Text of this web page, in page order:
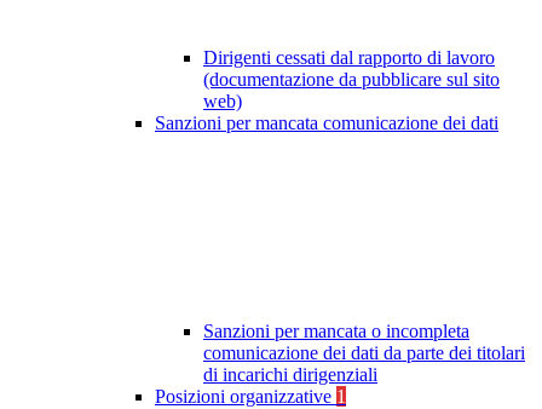
Dirigenti cessati dal rapporto di lavoro
(documentazione da pubblicare sul sito
web)
Sanzioni per mancata comunicazione dei dati
Sanzioni per mancata o incompleta
comunicazione dei dati da parte dei titolari
di incarichi dirigenziali
Posizioni organizzative 1